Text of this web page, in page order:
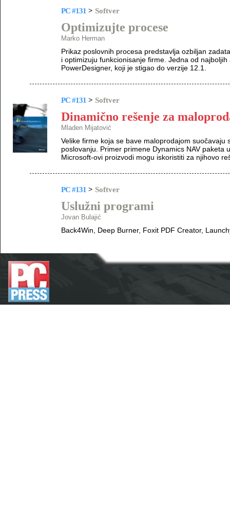
PC #131 > Softver
Optimizujte procese
Marko Herman
Prikaz poslovnih procesa predstavlja ozbiljan
i optimizuju funkcionisanje firme. Jedna od
PowerDesigner, koji je stigao do verzije 12.1.
PC #131 > Softver
Dinamično rešenje za
Mladen Mijatović
Velike firme koja se bave maloprodajom
poslovanju. Primer primene Dynamics NAV paketa
Microsoft-ovi proizvodi mogu iskoristiti za njihovo
PC #131 > Softver
Uslužni programi
Jovan Bulajić
Back4Win, Deep Burner, Foxit PDF Creator,